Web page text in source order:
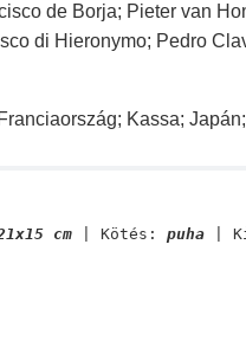
de Borja; Pieter van
di Hieronymo; Pedro
Kassa;
cm | Kötés: puha |